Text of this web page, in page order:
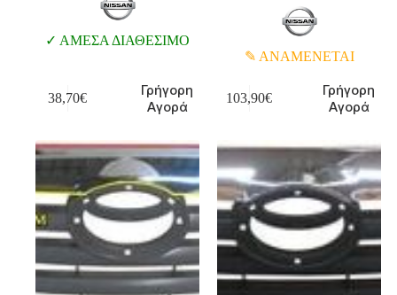
ΑΜΕΣΑ ΔΙΑΘΕΣΙΜΟ
38,70€
Γρήγορη
Αγορά
ΑΝΑΜΕΝΕΤΑΙ
103,90€
Γρήγορη
Αγορά